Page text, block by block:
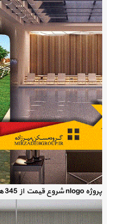
پروژه nlogo شروع قیمت از 345 هزار لیر